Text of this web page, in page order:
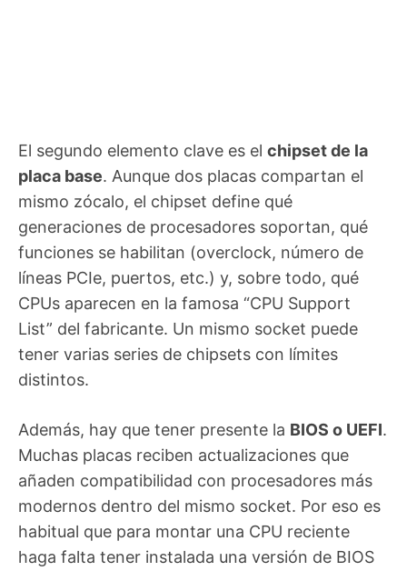
El segundo elemento clave es el chipset de la
placa base. Aunque dos placas compartan el
mismo zócalo, el chipset define qué
generaciones de procesadores soportan, qué
funciones se habilitan (overclock, número de
líneas PCIe, puertos, etc.) y, sobre todo, qué
CPUs aparecen en la famosa “CPU Support
List” del fabricante. Un mismo socket puede
tener varias series de chipsets con límites
distintos.
Además, hay que tener presente la BIOS o UEFI.
Muchas placas reciben actualizaciones que
añaden compatibilidad con procesadores más
modernos dentro del mismo socket. Por eso es
habitual que para montar una CPU reciente
haga falta tener instalada una versión de BIOS